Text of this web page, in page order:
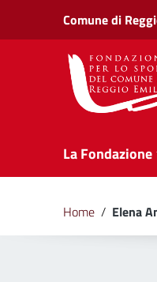
Vai ai contenuti
Vai al menu di
Vai al footer
Comune di
La Fondazione
Home / Elena